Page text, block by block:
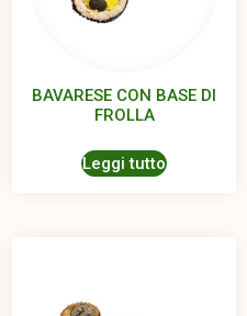
BAVARESE CON BASE DI
FROLLA
Leggi tutto